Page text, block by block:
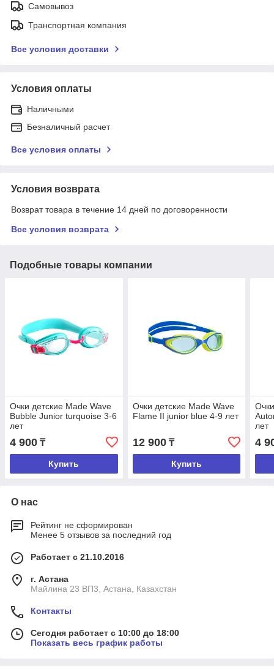
Самовывоз
Транспортная компания
Все условия доставки
Условия оплаты
Наличными
Безналичный расчет
Все условия оплаты
Условия возврата
Возврат товара в течение 14 дней по договоренности
Все условия возврата
Подобные товары компании
Очки детские Made Wave
Bubble Junior turquoise 3-6
лет
4 900 ₸
Купить
Очки детские Made Wave
Flame II junior blue 4-9 лет
12 900₸
Купить
лет
4
О нас
Рейтинг не сформирован
Менее 5 отзывов за последний год
Работает с 21.10.2016
г. Астана
Майлина 23 ВП3, Астана, Казахстан
Контакты
Сегодня работает с 10:00 до 18:00
Показать весь график работы